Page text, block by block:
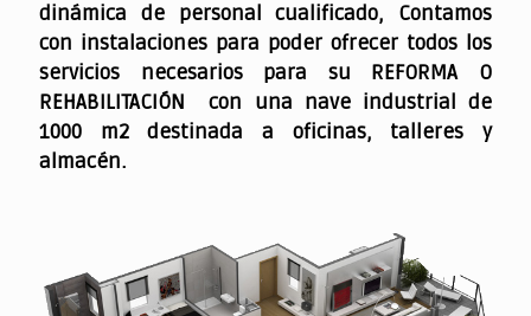
dinámica de personal cualificado, Contamos
con instalaciones para poder ofrecer todos los
servicios necesarios para su REFORMA O
REHABILITACIÓN con una nave industrial de
1000 m2 destinada a oficinas, talleres y
almacén.